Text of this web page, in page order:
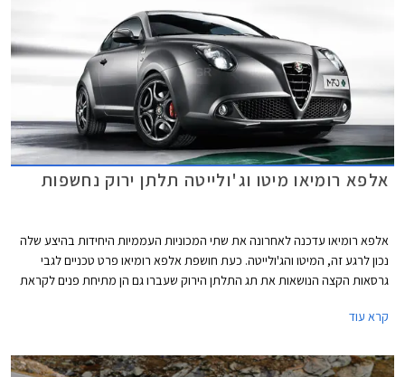
אלפא רומיאו מיטו וג'ולייטה תלתן ירוק נחשפות
אלפא רומיאו עדכנה לאחרונה את שתי המכוניות העממיות היחידות בהיצע שלה
נכון לרגע זה, המיטו והג'ולייטה. כעת חושפת אלפא רומיאו פרט טכניים לגבי
גרסאות הקצה הנושאות את תג התלתן הירוק שעברו גם הן מתיחת פנים לקראת
של 500 יחידות בלבד.
קרא עוד